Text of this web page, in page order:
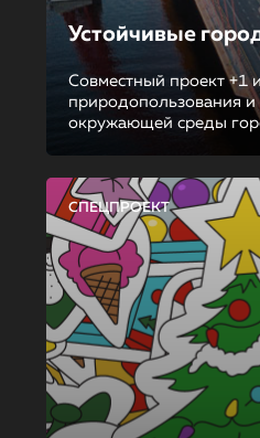
Устойчивые
Совместный проект +1
природопользования и
окружающей среды
СПЕЦПРОЕКТ